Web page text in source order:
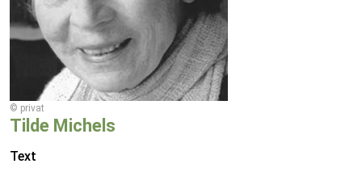
© privat
Tilde Michels
Text